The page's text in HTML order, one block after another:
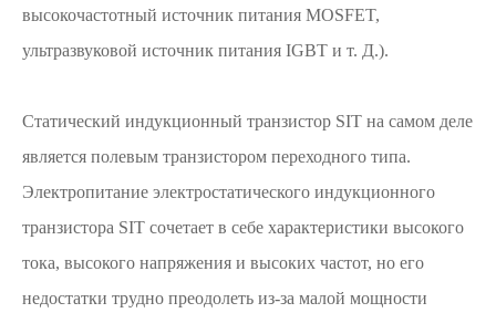
высокочастотный источник питания MOSFET,
ультразвуковой источник питания IGBT и т. Д.).
Статический индукционный транзистор SIT на самом деле
является полевым транзистором переходного типа.
Электропитание электростатического индукционного
транзистора SIT сочетает в себе характеристики высокого
тока, высокого напряжения и высоких частот, но его
недостатки трудно преодолеть из-за малой мощности